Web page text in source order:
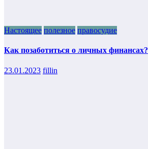
Настоящее полезное правосудие
Как позаботиться о личных финансах?
23.01.2023 fillin